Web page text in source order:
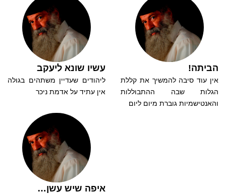
הביתה!
אין עוד סיבה להמשיך את קללת
הגלות שבה ההתבוללות
והאנטישמיות גוברת מיום ליום
עשיו שונא ליעקב
ליהודים שעדיין משתהים בגולה
אין עתיד על אדמת ניכר
איפה שיש עשן…